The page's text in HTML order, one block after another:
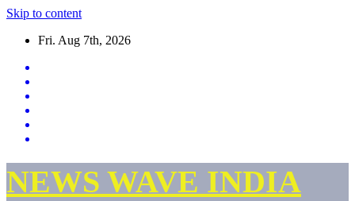
Skip to content
Fri. Aug 7th, 2026
NEWS WAVE INDIA